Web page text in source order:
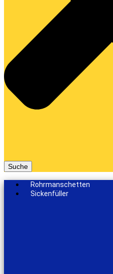
Suche
Rohrmanschetten
Sickenfüller